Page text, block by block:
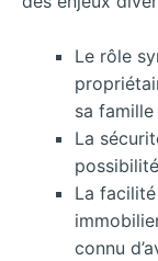
Le rôle
sa famille
La
La
connu